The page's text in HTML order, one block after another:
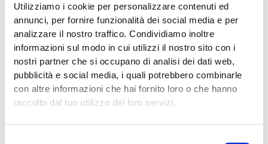
Utilizziamo i cookie per personalizzare contenuti ed
annunci, per fornire funzionalità dei social media e per
analizzare il nostro traffico. Condividiamo inoltre
informazioni sul modo in cui utilizzi il nostro sito con i
nostri partner che si occupano di analisi dei dati web,
pubblicità e social media, i quali potrebbero combinarle
con altre informazioni che hai fornito loro o che hanno
raccolto dal tuo utilizzo dei loro servizi.
Risparmio
energetico /
fonti rinnovabili
1
Sostegni 4
Ente Erogatore
Regione 1
un'opportunità per
sviluppare soluzioni
sperimentali ad